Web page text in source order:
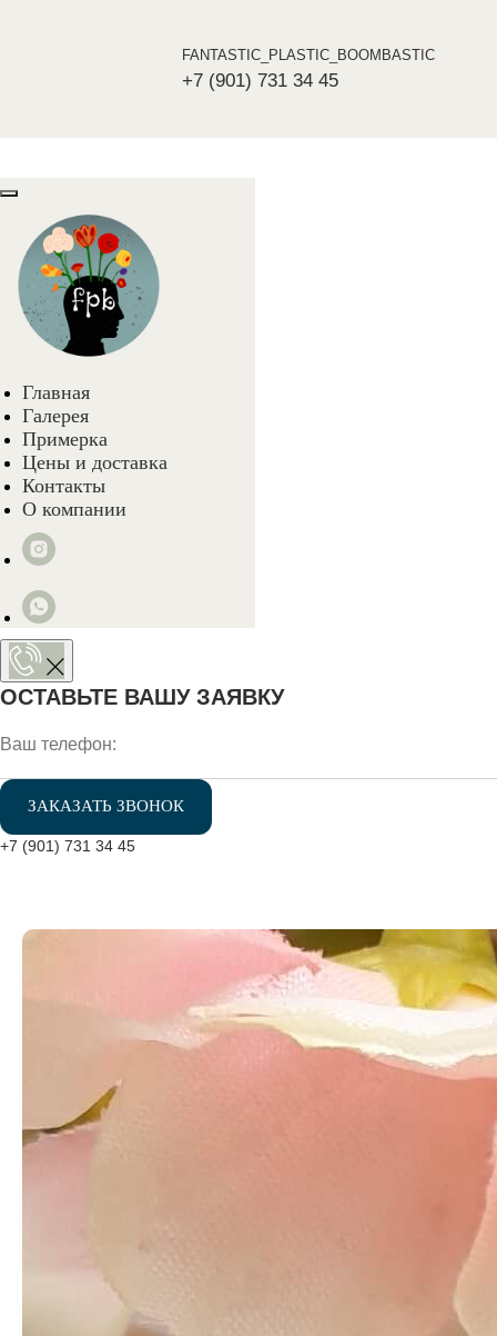
FANTASTIC_PLASTIC_BOOMBASTIC
+7 (901) 731 34 45
Главная
Галерея
Примерка
Цены и доставка
Контакты
О компании
ОСТАВЬТЕ ВАШУ ЗАЯВКУ
ЗАКАЗАТЬ ЗВОНОК
+7 (901) 731 34 45